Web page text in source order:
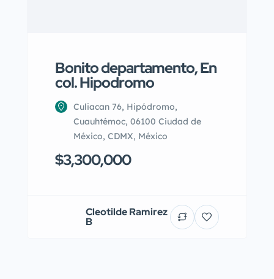
Bonito departamento, En
col. Hipodromo
Culiacan 76, Hipódromo,
Cuauhtémoc, 06100 Ciudad de
México, CDMX, México
$3,300,000
Cleotilde Ramirez
B